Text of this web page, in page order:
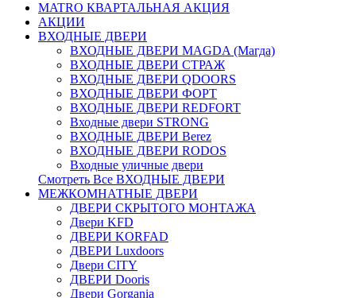
MATRO КВАРТАЛЬНАЯ АКЦИЯ
АКЦИИ
ВХОДНЫЕ ДВЕРИ
ВХОДНЫЕ ДВЕРИ МAGDA (Магда)
ВХОДНЫЕ ДВЕРИ СТРАЖ
ВХОДНЫЕ ДВЕРИ QDOORS
ВХОДНЫЕ ДВЕРИ ФОРТ
ВХОДНЫЕ ДВЕРИ REDFORT
Входные двери STRONG
ВХОДНЫЕ ДВЕРИ Berez
ВХОДНЫЕ ДВЕРИ RODOS
Входные уличные двери
Смотреть Все ВХОДНЫЕ ДВЕРИ
МЕЖКОМНАТНЫЕ ДВЕРИ
ДВЕРИ СКРЫТОГО МОНТАЖА
Двери KFD
ДВЕРИ KORFAD
ДВЕРИ Luxdoors
Двери CITY
ДВЕРИ Dooris
Двери Gorgania